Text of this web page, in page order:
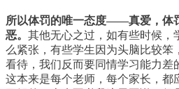
所以体罚的唯一态度——真爱，
恶。 其他无心之过，如有些时候，
么紧张，有些学生因为头脑比较笨
看待，我们反而要同情学习能力差
这本来是每个老师，每个家长，都